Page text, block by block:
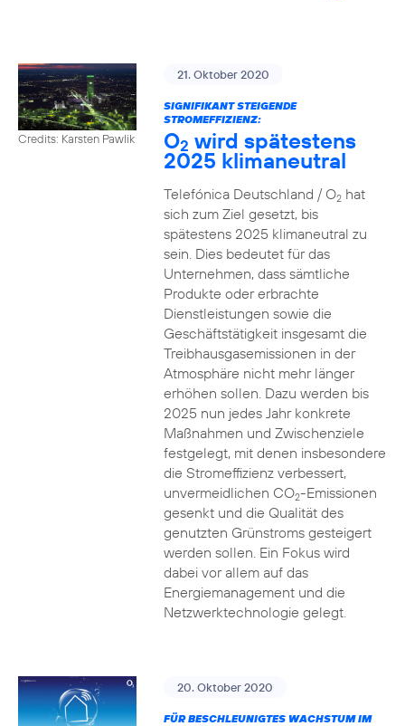
Credits: Karsten Pawlik
21. Oktober 2020
SIGNIFIKANT STEIGENDE
STROMEFFIZIENZ:
O2 wird spätestens
2025 klimaneutral
Telefónica Deutschland / O2hat
sich zum Ziel gesetzt, bis
spätestens 2025 klimaneutral zu
sein. Dies bedeutet für das
Unternehmen, dass sämtliche
Produkte oder erbrachte
Dienstleistungen sowie die
Geschäftstätigkeit insgesamt die
Treibhausgasemissionen in der
Atmosphäre nicht mehr länger
erhöhen sollen. Dazu werden bis
2025 nun jedes Jahr konkrete
Maßnahmen und Zwischenziele
festgelegt, mit denen insbesondere
die Stromeffizienz verbessert,
unvermeidlichen CO2-Emissionen
gesenkt und die Qualität des
genutzten Grünstroms gesteigert
werden sollen. Ein Fokus wird
dabei vor allem auf das
Energiemanagement und die
Netzwerktechnologie gelegt.
20. Oktober 2020
FÜR BESCHLEUNIGTES WACHSTUM IM